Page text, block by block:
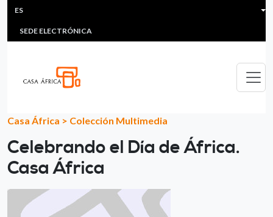
Pasar al contenido principal
HEADER MENU
MULTIMEDIA
SEDE ELECTRÓNICA
ES
Casa África > Colección Multimedia
Celebrando el Día de África.
Casa África